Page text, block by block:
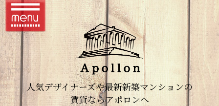
人気デザイナーズや最新新築マンションの
賃貸ならアポロンへ